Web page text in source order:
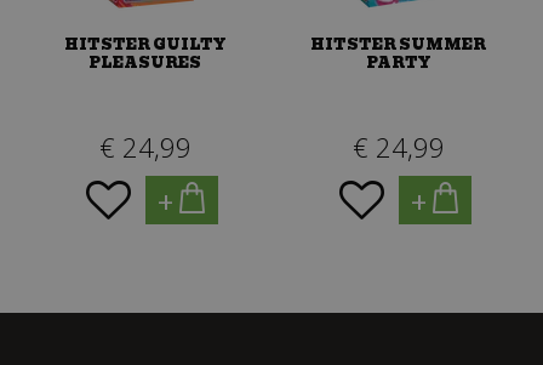
HITSTER GUILTY
PLEASURES
€ 24,99
+
HITSTER SUMMER
PARTY
€ 24,99
+